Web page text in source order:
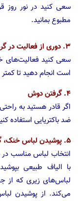
سعی کنید در نور روز
مطبوع بمانید.
۳. دوری از فعالیت در گرما
سعی کنید فعالیت‌های
است انجام دهید تا
۴. گرفتن دوش
اگر قادر هستید به
ضد باکتریایی استفاده
۵. پوشیدن لباس خنک، گشاد و روشن
انتخاب لباس مناسب
با الیاف طبیعی
لباس‌های زیری که از
می‌کند. از پوشیدن